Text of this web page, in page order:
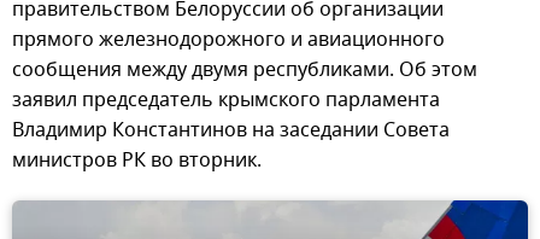
правительством Белоруссии об организации
прямого железнодорожного и авиационного
сообщения между двумя республиками. Об этом
заявил председатель крымского парламента
Владимир Константинов на заседании Совета
министров РК во вторник.